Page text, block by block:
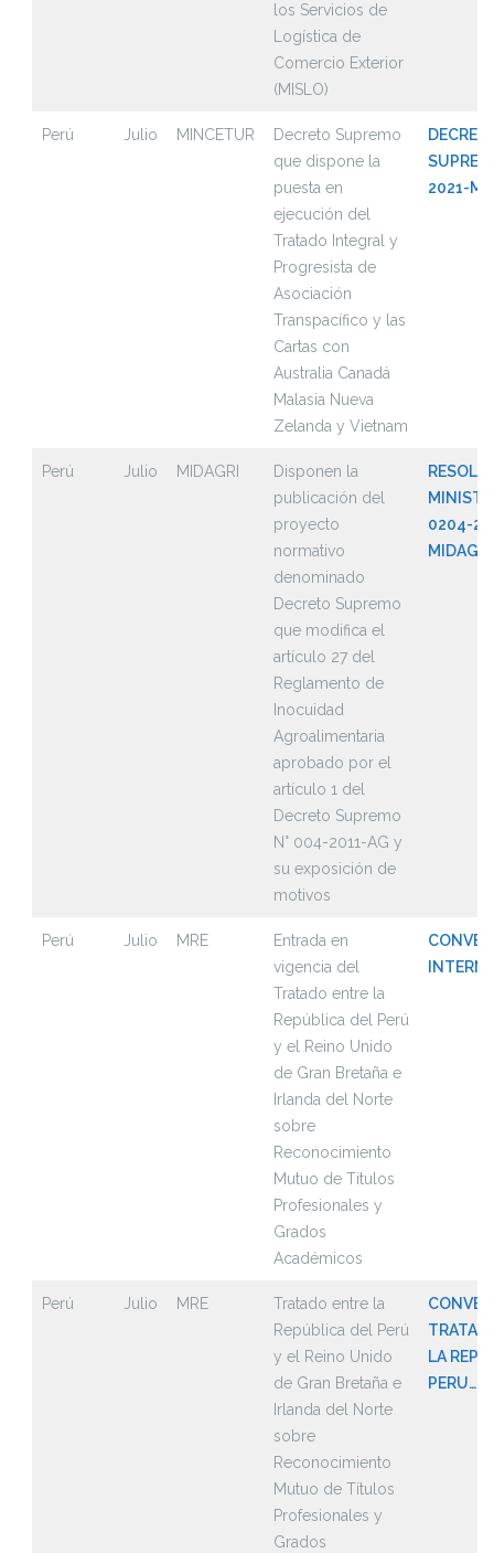
los Servicios de
Logística de
Comercio Exterior
(MISLO)
Perú Julio MINCETUR
Decreto Supremo
que dispone la
puesta en
ejecución del
Tratado Integral y
Progresista de
Asociación
Transpacífico y las
Cartas con
Australia Canadá
Malasia Nueva
Zelanda y Vietnam
2021-
Perú Julio MIDAGRI
Disponen la
publicación del
proyecto
normativo
denominado
Decreto Supremo
que modifica el
artículo 27 del
Reglamento de
Inocuidad
Agroalimentaria
aprobado por el
artículo 1 del
Decreto Supremo
N° 004-2011-AG y
su exposición de
motivos
0204-
MIDAGRI
Perú Julio MRE
Entrada en
vigencia del
Tratado entre la
República del Perú
y el Reino Unido
de Gran Bretaña e
Irlanda del Norte
sobre
Reconocimiento
Mutuo de Títulos
Profesionales y
Grados
Académicos
Perú Julio MRE
Tratado entre la
República del Perú
y el Reino Unido
de Gran Bretaña e
Irlanda del Norte
sobre
Reconocimiento
Mutuo de Títulos
Profesionales y
Grados
LA
PERU……